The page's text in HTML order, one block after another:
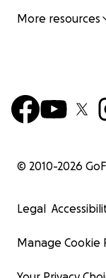
More resources
© 2010-2026
Legal
Manage Cookie